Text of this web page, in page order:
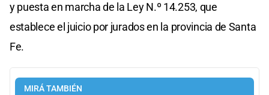
y puesta en marcha de la Ley N.º 14.253, que
establece el juicio por jurados en la provincia de Santa
Fe.
MIRÁ TAMBIÉN